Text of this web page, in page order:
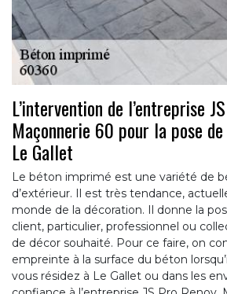
L’intervention de l’entreprise
Maçonnerie 60 pour la pose
Le Gallet
Le béton imprimé est une variété de
d’extérieur. Il est très tendance,
monde de la décoration. Il donne la
client, particulier, professionnel ou
de décor souhaité. Pour ce faire, on
empreinte à la surface du béton
vous résidez à Le Gallet ou dans les